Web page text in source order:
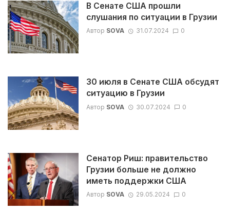
В Сенате США прошли
слушания по ситуации в Грузии
Автор SOVA 31.07.2024 0
30 июля в Сенате США обсудят
ситуацию в Грузии
Автор SOVA 30.07.2024 0
Сенатор Риш: правительство
Грузии больше не должно
иметь поддержки США
Автор SOVA 29.05.2024 0